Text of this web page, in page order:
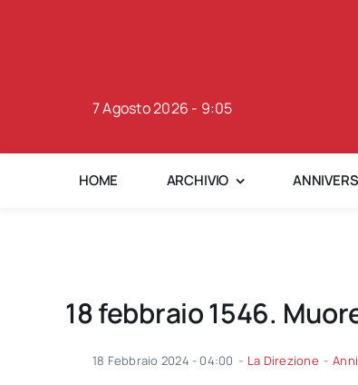
7 Agosto 2026 - 9:05
HOME ARCHIVIO
18 febbraio 1546.
18 Febbraio 2024 - 04:00 - La Direzione -